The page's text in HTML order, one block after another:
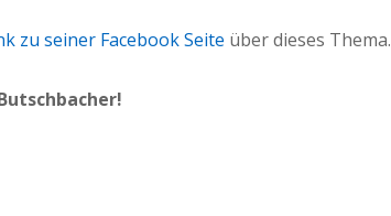
zu seiner Facebook Seite über dieses Thema.